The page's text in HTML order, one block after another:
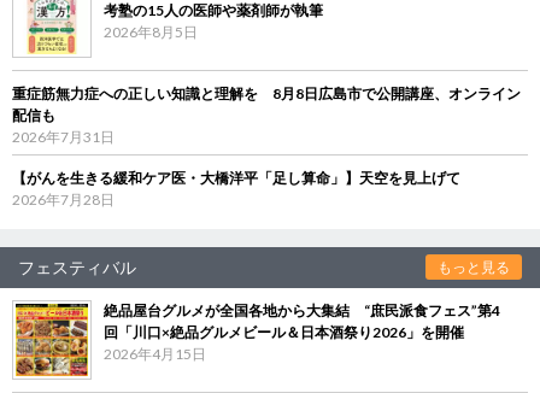
考塾の15人の医師や薬剤師が執筆
2026年8月5日
重症筋無力症への正しい知識と理解を 8月8日広島市で公開講座、オンライン
配信も
2026年7月31日
【がんを生きる緩和ケア医・大橋洋平「足し算命」】天空を見上げて
2026年7月28日
フェスティバル もっと見る
絶品屋台グルメが全国各地から大集結 “庶民派食フェス”第4
回「川口×絶品グルメビール＆日本酒祭り2026」を開催
2026年4月15日